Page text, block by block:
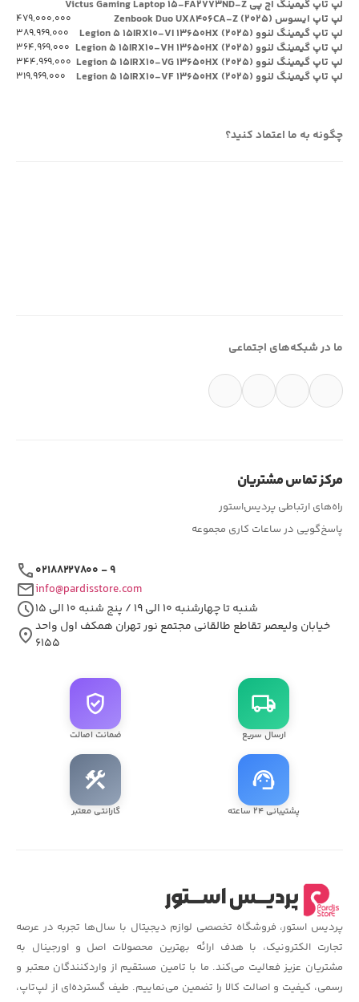
لپ تاپ گیمینگ اچ پی Victus Gaming Laptop ۱۵-FA۲۷۷۳ND-Z
لپ تاپ ایسوس Zenbook Duo UX۸۴۰۶CA-Z (۲۰۲۵)
۴۷۹,۰۰۰,۰۰۰
لپ تاپ گیمینگ لنوو Legion ۵ ۱۵IRX۱۰-VI ۱۳۶۵۰HX (۲۰۲۵) ۳۸۹,۹۶۹,۰۰۰
لپ تاپ گیمینگ لنوو Legion ۵ ۱۵IRX۱۰-VH ۱۳۶۵۰HX (۲۰۲۵) ۳۶۴,۹۶۹,۰۰۰
لپ تاپ گیمینگ لنوو Legion ۵ ۱۵IRX۱۰-VG ۱۳۶۵۰HX (۲۰۲۵) ۳۴۴,۹۶۹,۰۰۰
لپ تاپ گیمینگ لنوو Legion ۵ ۱۵IRX۱۰-VF ۱۳۶۵۰HX (۲۰۲۵) ۳۱۹,۹۶۹,۰۰۰
چگونه به ما اعتماد کنید؟
ما در شبکه‌های اجتماعی
مرکز تماس مشتریان
راه‌های ارتباطی پردیس‌استور
پاسخ‌گویی در ساعات کاری مجموعه
call۰۲۱۸۸۲۲۷۸۰۰ - ۹
mailinfo@pardisstore.com
schedule شنبه تا چهارشنبه ۱۰ الی ۱۹ / پنج شنبه ۱۰ الی ۱۵
location_onخیابان ولیعصر تقاطع طالقانی مجتمع نور تهران همکف اول واحد
۶۱۵۵
local_shipping
ارسال سریع
verified_user
ضمانت اصالت
support_agent
پشتیبانی ۲۴ ساعته
construction
گارانتی معتبر
پردیس استور، فروشگاه تخصصی لوازم دیجیتال با سال‌ها تجربه در عرصه
تجارت الکترونیک، با هدف ارائه بهترین محصولات اصل و اورجینال به
مشتریان عزیز فعالیت می‌کند. ما با تامین مستقیم از واردکنندگان معتبر و
رسمی، کیفیت و اصالت کالا را تضمین می‌نماییم. طیف گسترده‌ای از لپ‌تاپ،